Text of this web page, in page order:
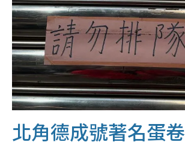
北角德成號著名蛋卷